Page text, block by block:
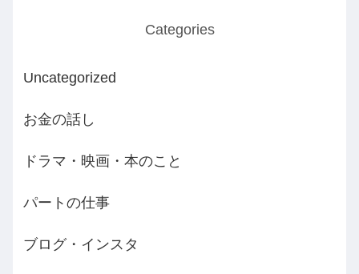
Categories
Uncategorized
お金の話し
ドラマ・映画・本のこと
パートの仕事
ブログ・インスタ